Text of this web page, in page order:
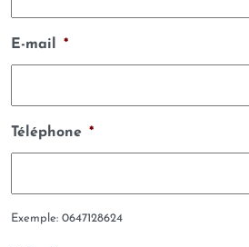
E-mail *
Téléphone *
Exemple: 0647128624